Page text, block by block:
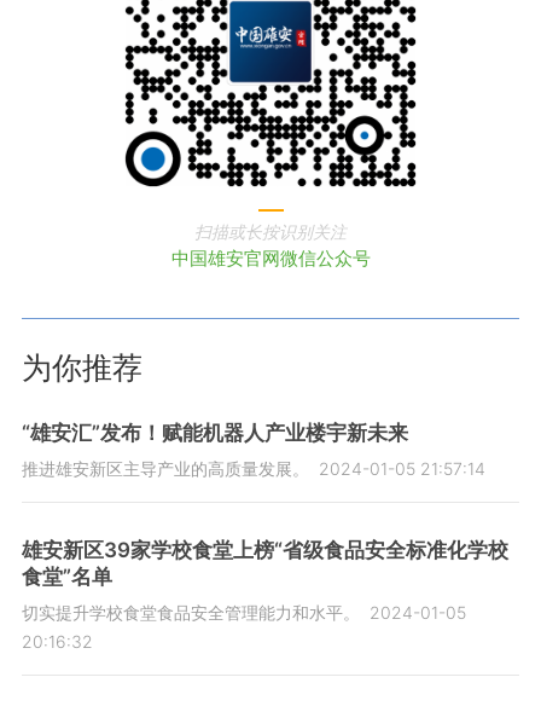
扫描或长按识别关注
中国雄安官网微信公众号
为你推荐
“雄安汇”发布！赋能机器人产业楼宇新未来
推进雄安新区主导产业的高质量发展。 2024-01-05 21:57:14
雄安新区39家学校食堂上榜“省级食品安全标准化学校
食堂”名单
切实提升学校食堂食品安全管理能力和水平。
2024-01-05
20:16:32